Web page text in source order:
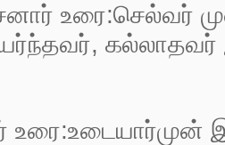
உரை:செல்வர்
கல்லாதவர்
உரை:உடையார்முன்